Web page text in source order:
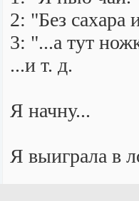
2: "Без сахара
3: "...а тут
...и т. д.
Я начну...
Я выиграла в